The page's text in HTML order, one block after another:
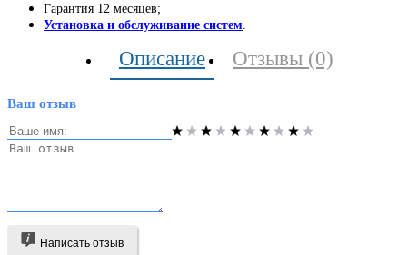
Гарантия 12 месяцев;
Установка и обслуживание систем
Описание Отзывы (0)
Ваш отзыв
Написать отзыв